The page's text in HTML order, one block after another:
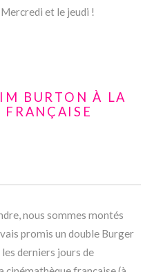
et le jeudi !
BURTON À LA
nous sommes montés
promis un double Burger
les derniers jours de